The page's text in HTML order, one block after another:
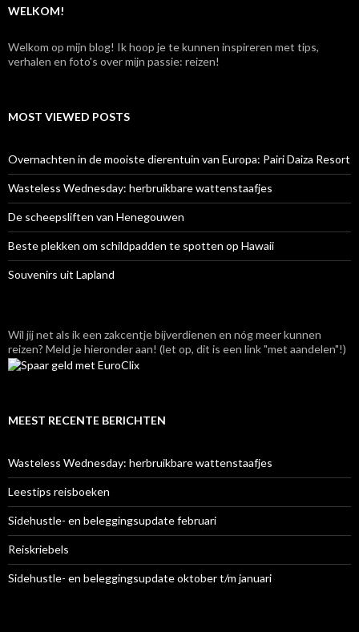
WELKOM!
Welkom op mijn blog! Ik hoop je te kunnen inspireren met tips,
verhalen en foto's over mijn passie: reizen!
MOST VIEWED POSTS
Overnachten in de mooiste dierentuin van Europa: Pairi Daiza Resort
Wasteless Wednesday: herbruikbare wattenstaafjes
De scheepsliften van Henegouwen
Beste plekken om schildpadden te spotten op Hawaii
Souvenirs uit Lapland
Wil jij net als ik een zakcentje bijverdienen en nóg meer kunnen
reizen? Meld je hieronder aan! (let op, dit is een link "met aandelen"!)
MEEST RECENTE BERICHTEN
Wasteless Wednesday: herbruikbare wattenstaafjes
Leestips reisboeken
Sidehustle- en beleggingsupdate februari
Reiskriebels
Sidehustle- en beleggingsupdate oktober t/m januari